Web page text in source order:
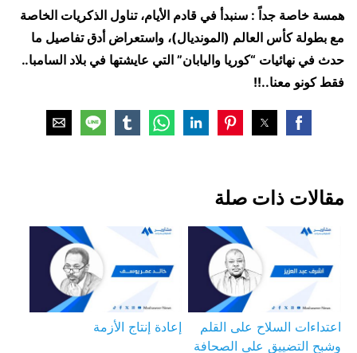
همسة خاصة جداً : سنبدأ في قادم الأيام، تناول الذكريات الخاصة
مع بطولة كأس العالم (المونديال)، واستعراض أدق تفاصيل ما
حدث في نهائيات “كوريا واليابان” التي عايشتها في بلاد السامبا..
فقط كونو معنا..!!
مقالات ذات صلة
اعتداءات السلاح على القلم
وشبح التضييق على الصحافة
إعادة إنتاج الأزمة